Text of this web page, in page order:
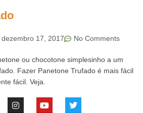
dezembro 17, 2017 No Comments
ou chocotone simplesinho a um
Fazer Panetone Trufado é mais fácil
fácil. Veja.